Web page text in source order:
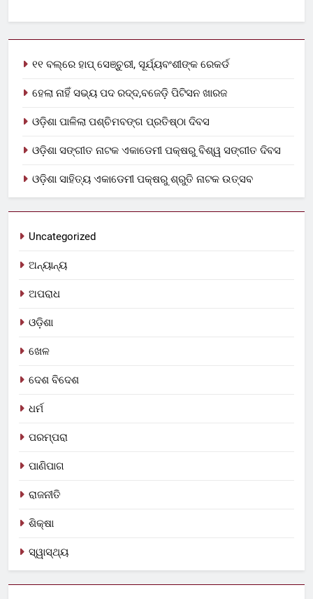
୧୧ ବଲ୍‌ରେ ହାପ୍ ସେଞ୍ଚୁରୀ, ସୂର୍ଯ୍ୟବଂଶୀଙ୍କ ରେକର୍ଡ
ହେଲା ନାହିଁ ସଭ୍ୟ ପଦ ରଦ୍ଦ,ବଜେଡ଼ି ପିଟିସନ ଖାରଜ
ଓଡ଼ିଶା ପାଳିଲା ପଶ୍ଚିମବଙ୍ଗ ପ୍ରତିଷ୍ଠା ଦିବସ
ଓଡ଼ିଶା ସଙ୍ଗୀତ ନାଟକ ଏକାଡେମୀ ପକ୍ଷରୁ ବିଶ୍ୱ ସଙ୍ଗୀତ ଦିବସ
ଓଡ଼ିଶା ସାହିତ୍ୟ ଏକାଡେମୀ ପକ୍ଷରୁ ଶ୍ରୁତି ନାଟକ ଉତ୍ସବ
Uncategorized
ଅନ୍ୟାନ୍ୟ
ଅପରାଧ
ଓଡ଼ିଶା
ଖେଳ
ଦେଶ ବିଦେଶ
ଧର୍ମ
ପରମ୍ପରା
ପାଣିପାଗ
ରାଜନୀତି
ଶିକ୍ଷା
ସ୍ୱାସ୍ଥ୍ୟ